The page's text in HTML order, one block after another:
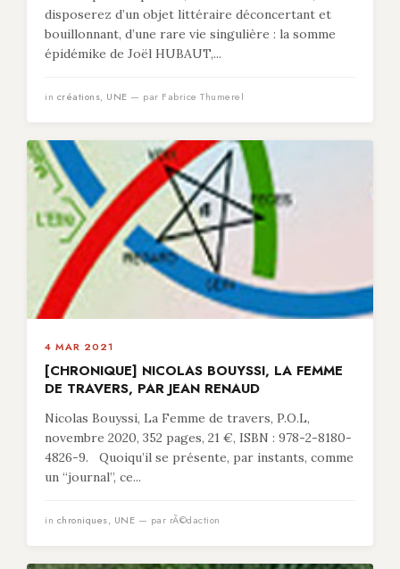
disposerez d’un objet littéraire déconcertant et
bouillonnant, d’une rare vie singulière : la somme
épidémike de Joël HUBAUT,...
in créations, UNE — par Fabrice Thumerel
4 MAR 2021
[CHRONIQUE] NICOLAS BOUYSSI, LA FEMME
DE TRAVERS, PAR JEAN RENAUD
Nicolas Bouyssi, La Femme de travers, P.O.L,
novembre 2020, 352 pages, 21 €, ISBN : 978-2-8180-
4826-9. Quoiqu’il se présente, par instants, comme
un “journal”, ce...
in chroniques, UNE — par rÃ©daction